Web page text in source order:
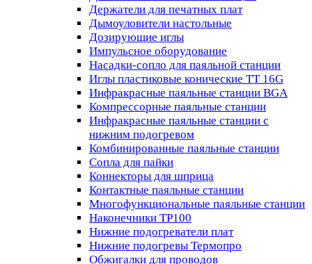
Держатели для печатных плат
Дымоуловители настольные
Дозирующие иглы
Импульсное оборудование
Насадки-сопло для паяльной станции
Иглы пластиковые конические TT 16G
Инфракрасные паяльные станции BGA
Компрессорные паяльные станции
Инфракрасные паяльные станции с
нижним подогревом
Комбинированные паяльные станции
Сопла для пайки
Коннекторы для шприца
Контактные паяльные станции
Многофункциональные паяльные станции
Наконечники TP100
Нижние подогреватели плат
Нижние подогревы Термопро
Обжигалки для проводов